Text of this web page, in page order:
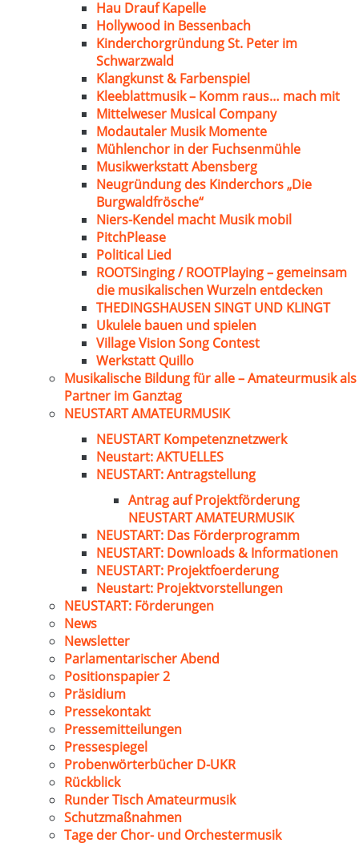
Hau Drauf Kapelle
Hollywood in Bessenbach
Kinderchorgründung St. Peter im
Schwarzwald
Klangkunst & Farbenspiel
Kleeblattmusik – Komm raus… mach mit
Mittelweser Musical Company
Modautaler Musik Momente
Mühlenchor in der Fuchsenmühle
Musikwerkstatt Abensberg
Neugründung des Kinderchors „Die
Burgwaldfrösche“
Niers-Kendel macht Musik mobil
PitchPlease
Political Lied
ROOTSinging / ROOTPlaying – gemeinsam
die musikalischen Wurzeln entdecken
THEDINGSHAUSEN SINGT UND KLINGT
Ukulele bauen und spielen
Village Vision Song Contest
Werkstatt Quillo
Musikalische Bildung für alle – Amateurmusik als
Partner im Ganztag
NEUSTART AMATEURMUSIK
NEUSTART Kompetenznetzwerk
Neustart: AKTUELLES
NEUSTART: Antragstellung
Antrag auf Projektförderung
NEUSTART AMATEURMUSIK
NEUSTART: Das Förderprogramm
NEUSTART: Downloads & Informationen
NEUSTART: Projektfoerderung
Neustart: Projektvorstellungen
NEUSTART: Förderungen
News
Newsletter
Parlamentarischer Abend
Positionspapier 2
Präsidium
Pressekontakt
Pressemitteilungen
Pressespiegel
Probenwörterbücher D-UKR
Rückblick
Runder Tisch Amateurmusik
Schutzmaßnahmen
Tage der Chor- und Orchestermusik